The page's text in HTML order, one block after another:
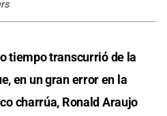
tiempo transcurrió de la
en un gran error en la
charrúa, Ronald Araujo